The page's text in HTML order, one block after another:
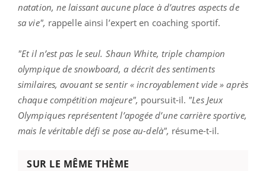
natation, ne laissant aucune place à d’autres aspects de
sa vie", rappelle ainsi l’expert en coaching sportif.
"Et il n’est pas le seul. Shaun White, triple champion
olympique de snowboard, a décrit des sentiments
similaires, avouant se sentir « incroyablement vide » après
chaque compétition majeure", poursuit-il. "Les Jeux
Olympiques représentent l’apogée d’une carrière sportive,
mais le véritable défi se pose au-delà", résume-t-il.
SUR LE MÊME THÈME